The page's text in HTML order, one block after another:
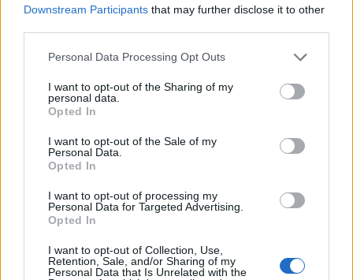
Downstream Participants that may further disclose it to other
Personal Data Processing Opt Outs
I want to opt-out of the Sharing of my
personal data.
Opted In
I want to opt-out of the Sale of my
Personal Data.
Opted In
I want to opt-out of processing my
Personal Data for Targeted Advertising.
Opted In
I want to opt-out of Collection, Use,
Retention, Sale, and/or Sharing of my
Personal Data that Is Unrelated with the
T. Barnett: Gyilkosság a Garda-tónál 12.
rész
T. szereti a fiatal lányokat 13. rész